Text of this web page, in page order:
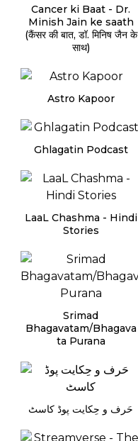
Cancer ki Baat - Dr.
Minish Jain ke saath
(कैंसर की बात, डॉ. मिनिष जैन के
साथ)
Astro Kapoor
Ghlagatin Podcast
LaaL Chashma - Hindi
Stories
Srimad
Bhagavatam/Bhagava
ta Purana
حَرف و حِکایت پوڈ کاسٹ